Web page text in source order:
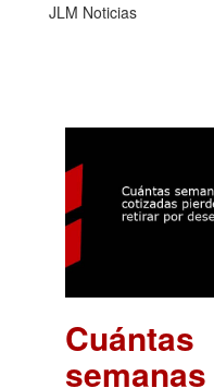
JLM Noticias
Cuántas
semanas